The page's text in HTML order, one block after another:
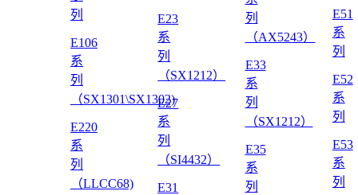
列
E106
系
列
（SX1301\SX1302)
E220
系
列
（LLCC68)
E23
系
列
（SX1212）
E27
系
列
（SI4432）
E31
列
（AX5243）
E33
系
列
（SX1212）
E35
系
列
E51
系
列
E52
系
列
E53
系
列